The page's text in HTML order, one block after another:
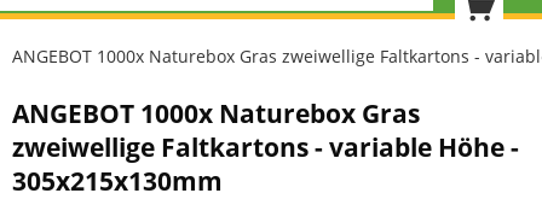
ANGEBOT 1000x Naturebox Gras zweiwellige Faltkartons -
ANGEBOT 1000x Naturebox Gras
zweiwellige Faltkartons - variable Höhe -
305x215x130mm